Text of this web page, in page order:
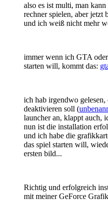
also es ist multi, man
rechner spielen, aber jetzt
und ich weiß nicht mehr
immer wenn ich GTA
starten will, kommt das:
ich hab irgendwo
deaktivieren soll (
launcher an, klappt auch,
nun ist die installation
und ich habe die
das spiel starten will,
ersten bild...
Richtig und erfolgreich
mit meiner GeForce